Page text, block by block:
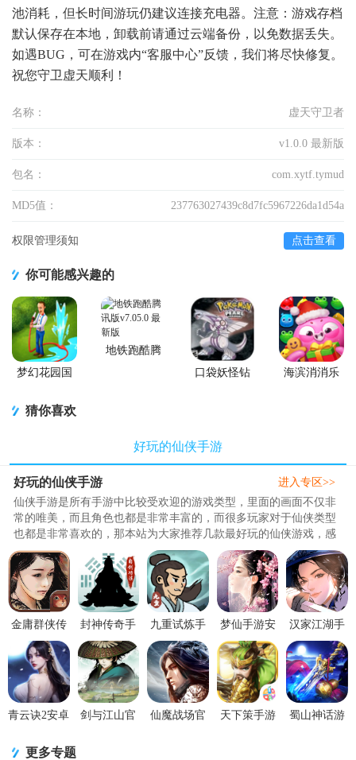
池消耗，但长时间游玩仍建议连接充电器。注意：游戏存档
默认保存在本地，卸载前请通过云端备份，以免数据丢失。
如遇BUG，可在游戏内“客服中心”反馈，我们将尽快修复。
祝您守卫虚天顺利！
名称： 虚天守卫者
版本： v1.0.0 最新版
包名： com.xytf.tymud
MD5值： 237763027439c8d7fc5967226da1d54a
权限管理须知 点击查看
你可能感兴趣的
梦幻花园国
地铁跑酷腾
口袋妖怪钻
海滨消消乐
猜你喜欢
好玩的仙侠手游
好玩的仙侠手游
仙侠手游是所有手游中比较受欢迎的游戏类型，里面的画面不仅非
常的唯美，而且角色也都是非常丰富的，而很多玩家对于仙侠类型
也都是非常喜欢的，那本站为大家推荐几款最好玩的仙侠游戏，感
兴趣的可以下载！..
进入专区>>
金庸群侠传
X修改菜单
1.0 无限资
源
封神传奇手
游1.0 安卓
官方版
九重试炼手
游免费版
0.902 免广
告版
梦仙手游安
卓版v1.0 最
新版
汉家江湖手
游下载
v3.8.0 安卓
版
青云诀2安卓
方版
剑与江山官
仙魔战场官
天下策手游
蜀山神话游
更多专题